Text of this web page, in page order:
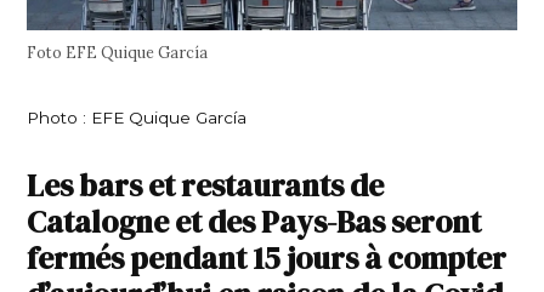
Foto EFE Quique García
Photo : EFE Quique García
Les bars et restaurants de
Catalogne et des Pays-Bas seront
fermés pendant 15 jours à compter